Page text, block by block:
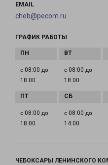
EMAIL
cheb@pecom.ru
ГРАФИК РАБОТЫ
с 08:00 до
18:00
с 08:00 до
18:00
с 08:00 до
18:00
с 08:00 до
14:00
ЧЕБОКСАРЫ ЛЕНИНСКОГО